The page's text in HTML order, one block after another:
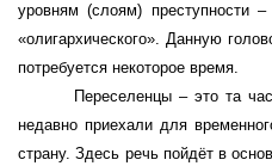
уровням (слоям) преступности
«олигархического». Данную
потребуется некоторое время.
Переселенцы – это та
недавно приехали для
страну. Здесь речь пойдёт в